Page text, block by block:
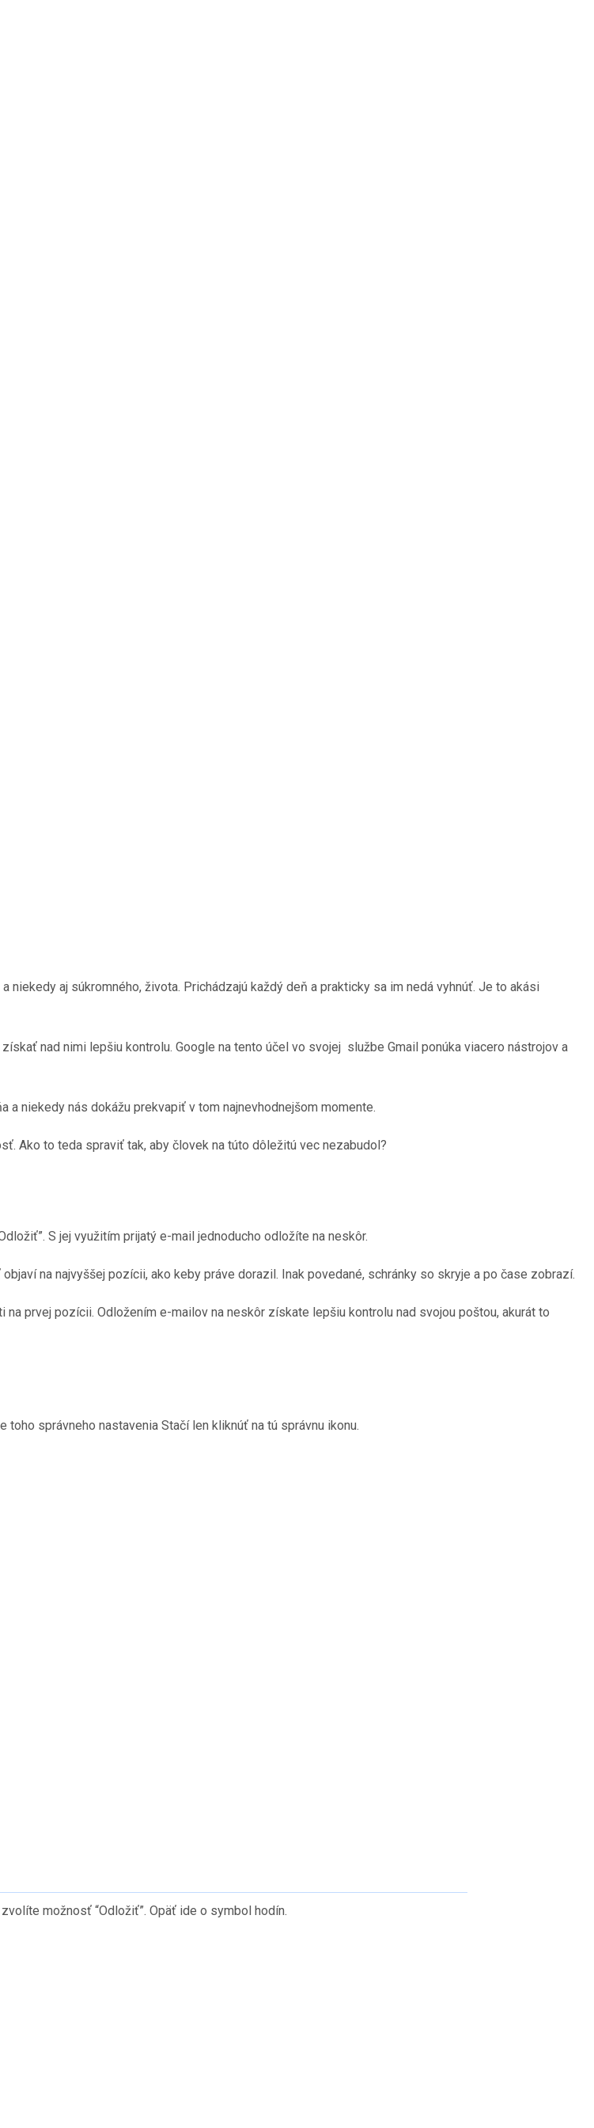
aj súkromného, života. Prichádzajú každý deň a prakticky sa im nedá vyhnúť. Je to akási
nad nimi lepšiu kontrolu. Google na tento účel vo svojej službe Gmail ponúka viacero nástrojov a
niekedy nás dokážu prekvapiť v tom najnevhodnejšom momente.
Ako to teda spraviť tak, aby človek na túto dôležitú vec nezabudol?
S jej využitím prijatý e-mail jednoducho odložíte na neskôr.
na najvyššej pozícii, ako keby práve dorazil. Inak povedané, schránky so skryje a po čase zobrazí.
prvej pozícii. Odložením e-mailov na neskôr získate lepšiu kontrolu nad svojou poštou, akurát to
správneho nastavenia Stačí len kliknúť na tú správnu ikonu.
možnosť “Odložiť”. Opäť ide o symbol hodín.